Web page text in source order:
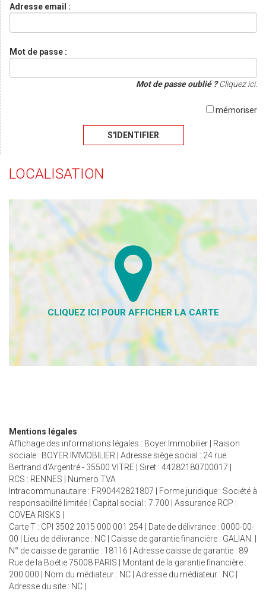
Adresse email :
Mot de passe :
Mot de passe oublié ?Cliquez ici.
mémoriser
S'IDENTIFIER
LOCALISATION
Mentions légales
Affichage des informations légales : Boyer Immobilier | Raison
sociale : BOYER IMMOBILIER | Adresse siège social : 24 rue
Bertrand d'Argentré - 35500 VITRE | Siret : 44282180700017 |
RCS : RENNES | Numero TVA
Intracommunautaire : FR90442821807 | Forme juridique : Société à
responsabilité limitée | Capital social : 7 700 | Assurance RCP :
COVEA RISKS |
Carte T : CPI 3502 2015 000 001 254 | Date de délivrance : 0000-00-
00 | Lieu de délivrance : NC | Caisse de garantie financière : GALIAN. |
N° de caisse de garantie : 18116 | Adresse caisse de garantie : 89
Rue de la Boétie 75008 PARIS | Montant de la garantie financière :
200 000 | Nom du médiateur : NC | Adresse du médiateur : NC |
Adresse du site : NC |